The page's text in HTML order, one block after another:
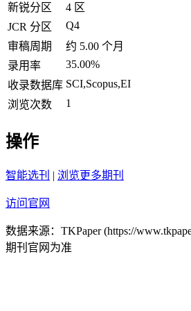
新锐分区
4 区
JCR 分区
Q4
审稿周期
约 5.00 个月
录用率
35.00%
收录数据库 SCI,Scopus,EI
浏览次数
1
操作
智能选刊 | 浏览更多期刊
访问官网
数据来源：TKPaper (https://
期刊官网为准